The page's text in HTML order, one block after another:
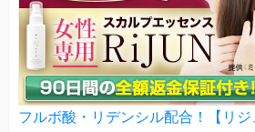
フルボ酸・リデンシル配合！【リジ